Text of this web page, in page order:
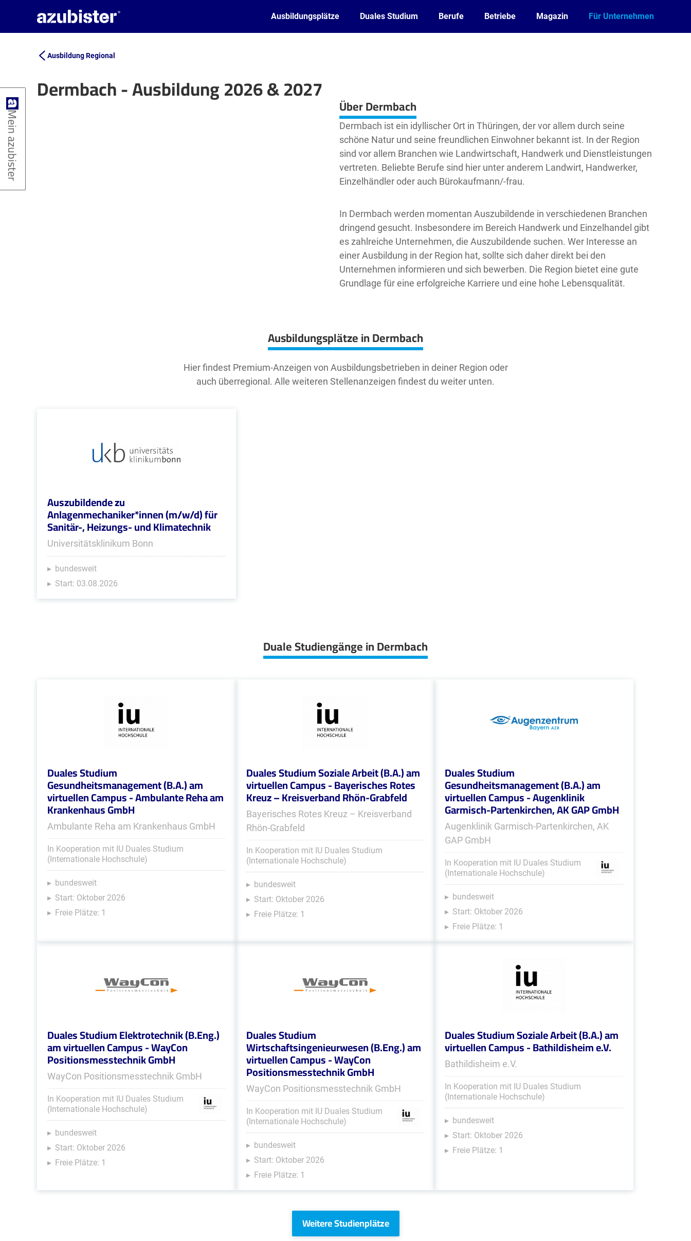
Ausbildungsplätze Duales Studium Berufe Betriebe Magazin Für Unternehmen
Ausbildung Regional
Dermbach - Ausbildung 2026 & 2027
Leaflet| ©OpenStreetMap2contributors Über Dermbach
Dermbach ist ein idyllischer Ort in Thüringen, der vor allem durch seine
schöne Natur und seine freundlichen Einwohner bekannt ist. In der Region
sind vor allem Branchen wie Landwirtschaft, Handwerk und Dienstleistungen
vertreten. Beliebte Berufe sind hier unter anderem Landwirt, Handwerker,
Einzelhändler oder auch Bürokaufmann/-frau.
In Dermbach werden momentan Auszubildende in verschiedenen Branchen
dringend gesucht. Insbesondere im Bereich Handwerk und Einzelhandel gibt
es zahlreiche Unternehmen, die Auszubildende suchen. Wer Interesse an
einer Ausbildung in der Region hat, sollte sich daher direkt bei den
Unternehmen informieren und sich bewerben. Die Region bietet eine gute
Grundlage für eine erfolgreiche Karriere und eine hohe Lebensqualität.
Ausbildungsplätze in Dermbach
Hier findest Premium-Anzeigen von Ausbildungsbetrieben in deiner Region oder
auch überregional. Alle weiteren Stellenanzeigen findest du weiter unten.
Auszubildende zu
Anlagenmechaniker*innen (m/w/d) für
Sanitär-, Heizungs- und Klimatechnik
Universitätsklinikum Bonn
bundesweit
Start: 03.08.2026
Duale Studiengänge in Dermbach
Duales Studium
Gesundheitsmanagement (B.A.) am
virtuellen Campus - Ambulante Reha am
Krankenhaus GmbH
Ambulante Reha am Krankenhaus GmbH
In Kooperation mit IU Duales Studium
(Internationale Hochschule)
bundesweit
Start: Oktober 2026
Freie Plätze: 1
Duales Studium Soziale Arbeit (B.A.) am
virtuellen Campus - Bayerisches Rotes
Kreuz – Kreisverband Rhön-Grabfeld
Bayerisches Rotes Kreuz – Kreisverband
Rhön-Grabfeld
In Kooperation mit IU Duales Studium
(Internationale Hochschule)
bundesweit
Start: Oktober 2026
Freie Plätze: 1
Duales Studium
Gesundheitsmanagement (B.A.) am
virtuellen Campus - Augenklinik
Garmisch-Partenkirchen, AK GAP GmbH
Augenklinik Garmisch-Partenkirchen, AK
GAP GmbH
In Kooperation mit IU Duales Studium
(Internationale Hochschule)
bundesweit
Start: Oktober 2026
Freie Plätze: 1
Duales Studium Elektrotechnik (B.Eng.)
am virtuellen Campus - WayCon
Positionsmesstechnik GmbH
WayCon Positionsmesstechnik GmbH
In Kooperation mit IU Duales Studium
(Internationale Hochschule)
bundesweit
Start: Oktober 2026
Freie Plätze: 1
Duales Studium
Wirtschaftsingenieurwesen (B.Eng.) am
virtuellen Campus - WayCon
Positionsmesstechnik GmbH
WayCon Positionsmesstechnik GmbH
In Kooperation mit IU Duales Studium
(Internationale Hochschule)
bundesweit
Start: Oktober 2026
Freie Plätze: 1
Duales Studium Soziale Arbeit (B.A.) am
virtuellen Campus - Bathildisheim e.V.
Bathildisheim e.V.
In Kooperation mit IU Duales Studium
(Internationale Hochschule)
bundesweit
Start: Oktober 2026
Freie Plätze: 1
Weitere Studienplätze
Mein azubister